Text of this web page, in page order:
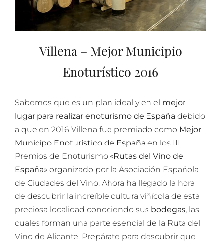
Villena – Mejor Municipio
Enoturístico 2016
Sabemos que es un plan ideal y en el mejor
lugar para realizar enoturismo de España debido
a que en 2016 Villena fue premiado como Mejor
Municipo Enoturístico de España en los III
Premios de Enoturismo «Rutas del Vino de
España» organizado por la Asociación Española
de Ciudades del Vino. Ahora ha llegado la hora
de descubrir la increíble cultura viñícola de esta
preciosa localidad conociendo sus bodegas, las
cuales forman una parte esencial de la Ruta del
Vino de Alicante. Prepárate para descubrir que